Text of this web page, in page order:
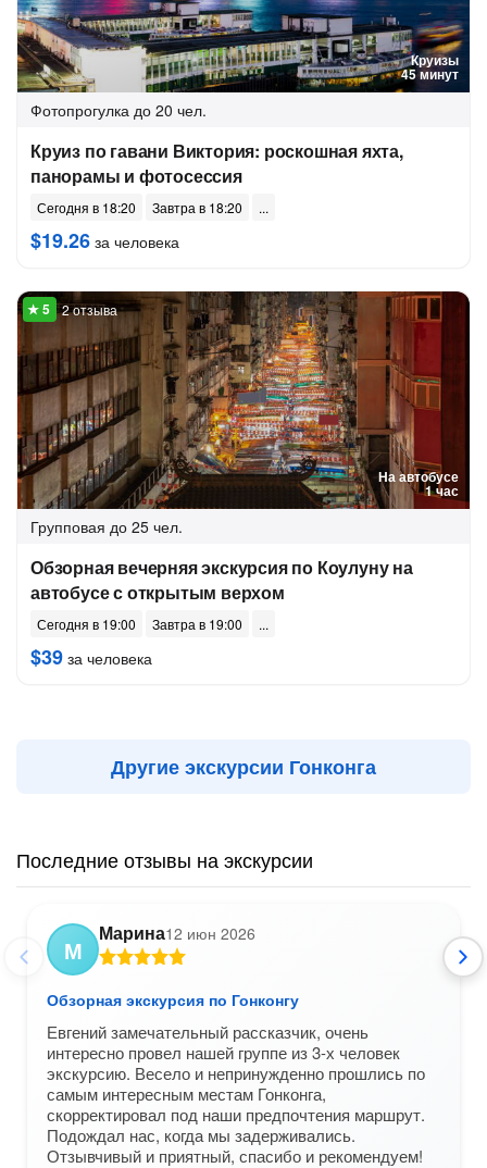
Круизы
45 минут
Фотопрогулка до 20 чел.
Круиз по гавани Виктория: роскошная яхта,
панорамы и фотосессия
Сегодня в 18:20 Завтра в 18:20
$19.26 за человека
На автобусе
1 час
2 отзыва
Групповая до 25 чел.
Обзорная вечерняя экскурсия по Коулуну на
автобусе с открытым верхом
Сегодня в 19:00 Завтра в 19:00
$39 за человека
Другие экскурсии Гонконга
Последние отзывы на экскурсии
М
Марина12 июн 2026
Обзорная экскурсия по Гонконгу
Евгений замечательный рассказчик, очень
интересно провел нашей группе из 3-х человек
экскурсию. Весело и непринужденно прошлись по
самым интересным местам Гонконга,
скорректировал под наши предпочтения маршрут.
Подождал нас, когда мы задерживались.
Отзывчивый и приятный, спасибо и рекомендуем!